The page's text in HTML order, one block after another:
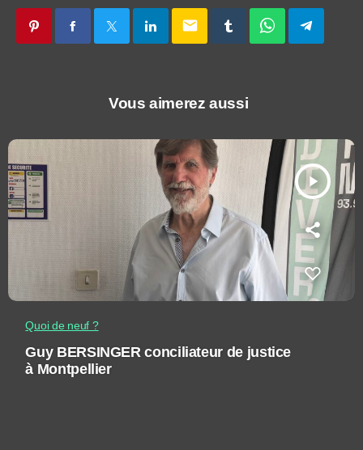
email
Vous aimerez aussi
play_arrow
Quoi de neuf ?
Guy BERSINGER conciliateur de justice
à Montpellier